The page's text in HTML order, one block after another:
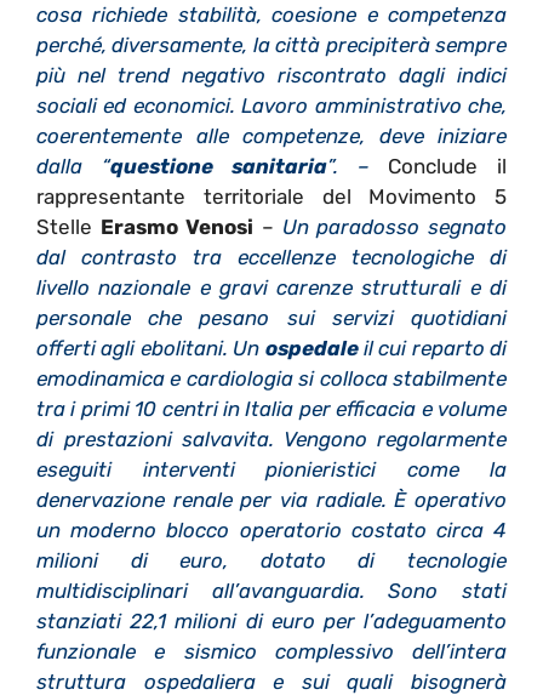
cosa richiede stabilità, coesione e competenza
perché, diversamente, la città precipiterà sempre
più nel trend negativo riscontrato dagli indici
sociali ed economici. Lavoro amministrativo che,
coerentemente alle competenze, deve iniziare
dalla “questione sanitaria”. – Conclude il
rappresentante territoriale del Movimento 5
Stelle Erasmo Venosi – Un paradosso segnato
dal contrasto tra eccellenze tecnologiche di
livello nazionale e gravi carenze strutturali e di
personale che pesano sui servizi quotidiani
offerti agli ebolitani. Un ospedaleil cui reparto di
emodinamica e cardiologia si colloca stabilmente
tra i primi 10 centri in Italia per efficacia e volume
di prestazioni salvavita. Vengono regolarmente
eseguiti interventi pionieristici come la
denervazione renale per via radiale. È operativo
un moderno blocco operatorio costato circa 4
milioni di euro, dotato di tecnologie
multidisciplinari all’avanguardia. Sono stati
stanziati 22,1 milioni di euro per l’adeguamento
funzionale e sismico complessivo dell’intera
struttura ospedaliera e sui quali bisognerà